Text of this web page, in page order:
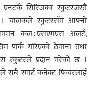
सिरिजका स्कुटरजस्तै
चालकले स्कुटरसँग आफ्नो
कल÷एसएमएस अलर्ट,
पार्क गरिएको ठेगाना तथा
स्कुटरले प्रदान गरेको छ ।
सबै स्मार्ट कनेक्ट फिचरलाई